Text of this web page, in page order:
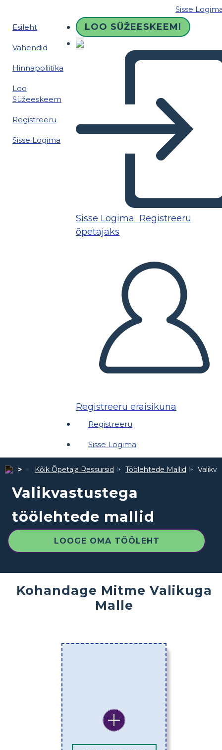
Sisse
Esileht
Vahendid
Hinnapoliitika
Loo
Süžeeskeem
Registreeru
Sisse Logima
LOO SÜŽEESKEEMI
Sisse Logima Registreeru
õpetajaks
Registreeru eraisikuna
Registreeru
Sisse Logima
Kõik Õpetaja Ressursid Töölehtede Mallid
Valikvastustega
töölehtede mallid
LOOGE OMA TÖÖLEHT
Kohandage Mitme Valikuga
Malle